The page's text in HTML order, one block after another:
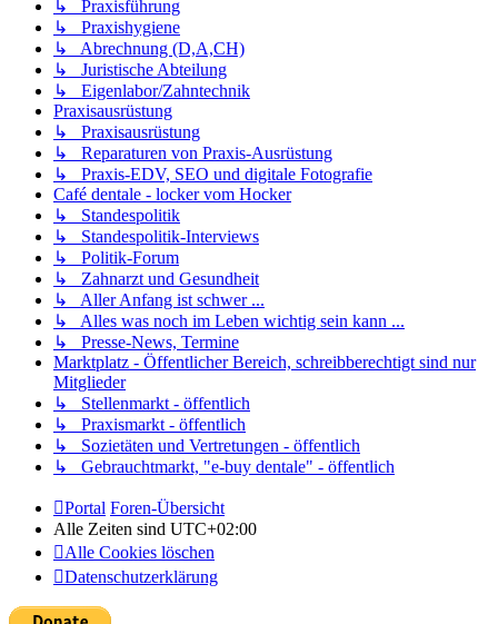
↳ Praxisführung
↳ Praxishygiene
↳ Abrechnung (D,A,CH)
↳ Juristische Abteilung
↳ Eigenlabor/Zahntechnik
Praxisausrüstung
↳ Praxisausrüstung
↳ Reparaturen von Praxis-Ausrüstung
↳ Praxis-EDV, SEO und digitale Fotografie
Café dentale - locker vom Hocker
↳ Standespolitik
↳ Standespolitik-Interviews
↳ Politik-Forum
↳ Zahnarzt und Gesundheit
↳ Aller Anfang ist schwer ...
↳ Alles was noch im Leben wichtig sein kann ...
↳ Presse-News, Termine
Marktplatz - Öffentlicher Bereich, schreibberechtigt sind nur
Mitglieder
↳ Stellenmarkt - öffentlich
↳ Praxismarkt - öffentlich
↳ Sozietäten und Vertretungen - öffentlich
↳ Gebrauchtmarkt, "e-buy dentale" - öffentlich
Portal Foren-Übersicht
Alle Zeiten sind UTC+02:00
Alle Cookies löschen
Datenschutzerklärung